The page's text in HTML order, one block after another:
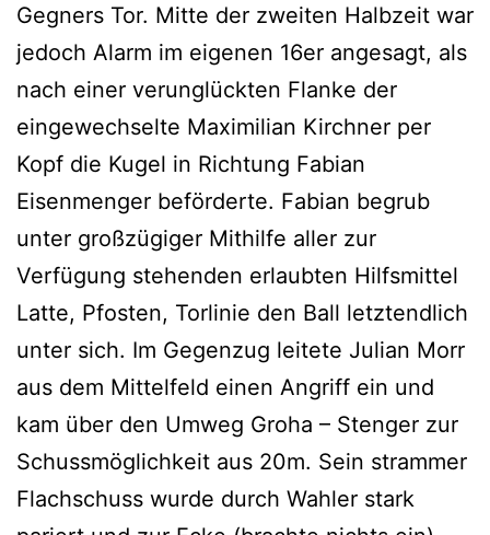
Gegners Tor. Mitte der zweiten Halbzeit war
jedoch Alarm im eigenen 16er angesagt, als
nach einer verunglückten Flanke der
eingewechselte Maximilian Kirchner per
Kopf die Kugel in Richtung Fabian
Eisenmenger beförderte. Fabian begrub
unter großzügiger Mithilfe aller zur
Verfügung stehenden erlaubten Hilfsmittel
Latte, Pfosten, Torlinie den Ball letztendlich
unter sich. Im Gegenzug leitete Julian Morr
aus dem Mittelfeld einen Angriff ein und
kam über den Umweg Groha – Stenger zur
Schussmöglichkeit aus 20m. Sein strammer
Flachschuss wurde durch Wahler stark